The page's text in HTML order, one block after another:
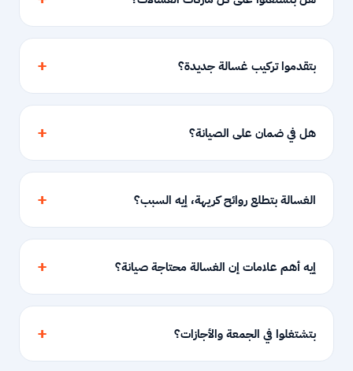
بتقدموا تركيب غسالة جديدة؟
هل في ضمان على الصيانة؟
الغسالة بتطلع روائح كريهة، إيه السبب؟
إيه أهم علامات إن الغسالة محتاجة صيانة؟
بتشتغلوا في الجمعة والأجازات؟